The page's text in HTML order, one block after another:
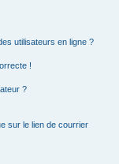
utilisateurs en ligne ?
!
?
sur le lien de courrier